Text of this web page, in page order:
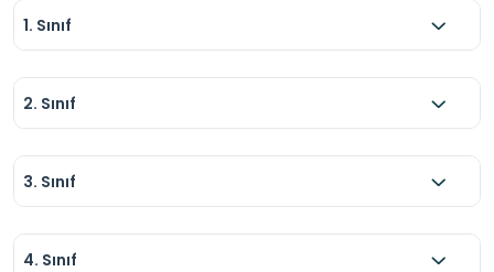
1. Sınıf
2. Sınıf
3. Sınıf
4. Sınıf